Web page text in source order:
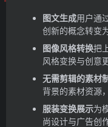
图文生成用户通
创新的概念转变
图像风格转换把
风格变换与创意
无需剪辑的素材
背景的素材资源
服装变换展示为
尚设计与广告创